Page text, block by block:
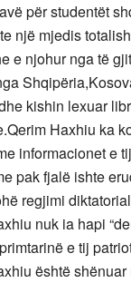
për studentët
një mjedis
e njohur nga të
kishin lexuar
Haxhiu ka
informacionet e
pak fjalë ishte
regjimi
nuk ia hapi
e tij
është